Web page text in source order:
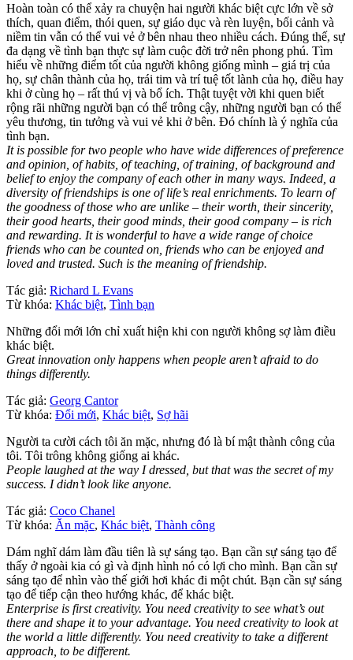
Hoàn toàn có thể xảy ra chuyện hai người khác biệt cực lớn về sở
thích, quan điểm, thói quen, sự giáo dục và rèn luyện, bối cảnh và
niềm tin vẫn có thể vui vẻ ở bên nhau theo nhiều cách. Đúng thế, sự
đa dạng về tình bạn thực sự làm cuộc đời trở nên phong phú. Tìm
hiểu về những điểm tốt của người không giống mình – giá trị của
họ, sự chân thành của họ, trái tim và trí tuệ tốt lành của họ, điều hay
khi ở cùng họ – rất thú vị và bổ ích. Thật tuyệt vời khi quen biết
rộng rãi những người bạn có thể trông cậy, những người bạn có thể
yêu thương, tin tưởng và vui vẻ khi ở bên. Đó chính là ý nghĩa của
tình bạn.
It is possible for two people who have wide differences of preference
and opinion, of habits, of teaching, of training, of background and
belief to enjoy the company of each other in many ways. Indeed, a
diversity of friendships is one of life’s real enrichments. To learn of
the goodness of those who are unlike – their worth, their sincerity,
their good hearts, their good minds, their good company – is rich
and rewarding. It is wonderful to have a wide range of choice
friends who can be counted on, friends who can be enjoyed and
loved and trusted. Such is the meaning of friendship.
Tác giả: Richard L Evans
Từ khóa: Khác biệt, Tình bạn
Những đổi mới lớn chỉ xuất hiện khi con người không sợ làm điều
khác biệt.
Great innovation only happens when people aren’t afraid to do
things differently.
Tác giả: Georg Cantor
Từ khóa: Đổi mới, Khác biệt, Sợ hãi
Người ta cười cách tôi ăn mặc, nhưng đó là bí mật thành công của
tôi. Tôi trông không giống ai khác.
People laughed at the way I dressed, but that was the secret of my
success. I didn’t look like anyone.
Tác giả: Coco Chanel
Từ khóa: Ăn mặc, Khác biệt, Thành công
Dám nghĩ dám làm đầu tiên là sự sáng tạo. Bạn cần sự sáng tạo để
thấy ở ngoài kia có gì và định hình nó có lợi cho mình. Bạn cần sự
sáng tạo để nhìn vào thế giới hơi khác đi một chút. Bạn cần sự sáng
tạo để tiếp cận theo hướng khác, để khác biệt.
Enterprise is first creativity. You need creativity to see what’s out
there and shape it to your advantage. You need creativity to look at
the world a little differently. You need creativity to take a different
approach, to be different.